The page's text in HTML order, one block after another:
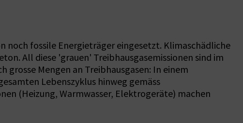
noch fossile Energieträger eingesetzt. Klimaschädliche
All diese 'grauen' Treibhausgasemissionen sind im
Mengen an Treibhausgasen: In einem
Lebenszyklus hinweg gemäss
(Heizung, Warmwasser, Elektrogeräte) machen